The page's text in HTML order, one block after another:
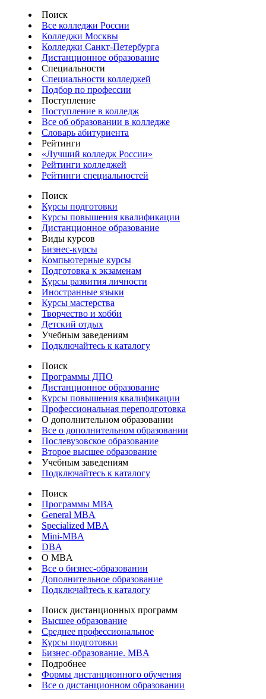
Поиск
Все колледжи России
Колледжи Москвы
Колледжи Санкт-Петербурга
Дистанционное образование
Специальности
Специальности колледжей
Подбор по профессии
Поступление
Поступление в колледж
Все об образовании в колледже
Словарь абитуриента
Рейтинги
«Лучший колледж России»
Рейтинги колледжей
Рейтинги специальностей
Поиск
Курсы подготовки
Курсы повышения квалификации
Дистанционное образование
Виды курсов
Бизнес-курсы
Компьютерные курсы
Подготовка к экзаменам
Курсы развития личности
Иностранные языки
Курсы мастерства
Творчество и хобби
Детский отдых
Учебным заведениям
Подключайтесь к каталогу
Поиск
Программы ДПО
Дистанционное образование
Курсы повышения квалификации
Профессиональная переподготовка
О дополнительном образовании
Все о дополнительном образовании
Послевузовское образование
Второе высшее образование
Учебным заведениям
Подключайтесь к каталогу
Поиск
Программы МВА
General MBA
Specialized MBA
Mini-MBA
DBA
О MBA
Все о бизнес-образовании
Дополнительное образование
Подключайтесь к каталогу
Поиск дистанционных программ
Высшее образование
Среднее профессиональное
Курсы подготовки
Бизнес-образование. MBA
Подробнее
Формы дистанционного обучения
Все о дистанционном образовании